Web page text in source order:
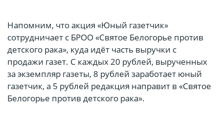
Напомним, что акция «Юный газетчик»
сотрудничает с БРОО «Святое Белогорье против
детского рака», куда идёт часть выручки с
продажи газет. С каждых 20 рублей, вырученных
за экземпляр газеты, 8 рублей заработает юный
газетчик, а 5 рублей редакция направит в «Святое
Белогорье против детского рака».